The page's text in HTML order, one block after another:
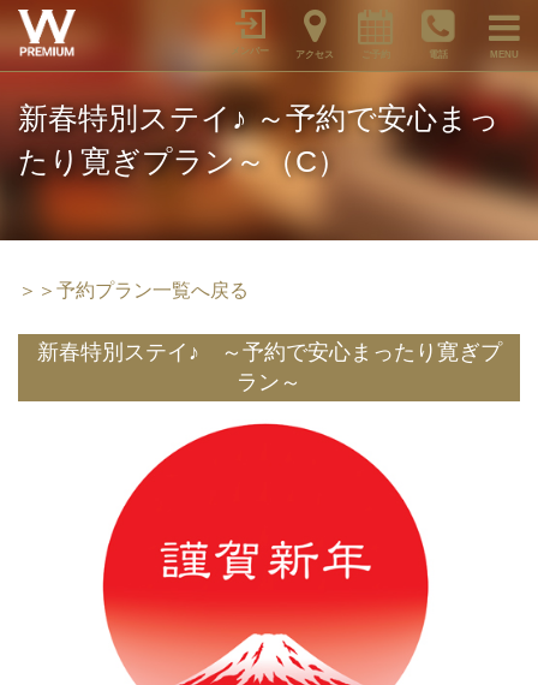
メンバー アクセス 電話 MENU
新春特別ステイ♪ ～予約で安心まっ
たり寛ぎプラン～（C）
＞＞予約プラン一覧へ戻る
新春特別ステイ♪ ～予約で安心まったり寛ぎプ
ラン～